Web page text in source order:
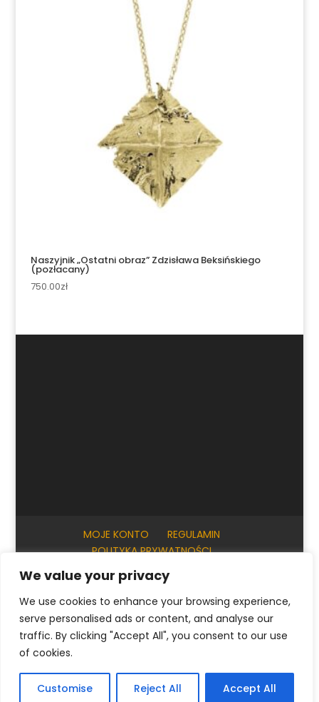
We value your privacy
We use cookies to enhance your browsing experience,
serve personalised ads or content, and analyse our
traffic. By clicking "Accept All", you consent to our use
of cookies.
Customise Reject All Accept All
Naszyjnik „Ostatni obraz” Zdzisława Beksińskiego
(pozłacany)
750.00zł
MOJE KONTO
REGULAMIN
POLITYKA PRYWATNOŚCI
INFORMACJE PRAKTYCZNE
© ArtKrak Auction House 2023
Français
( Francuski